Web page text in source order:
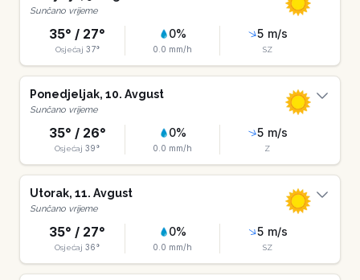
Sunčano vrijeme
35° / 27°
Osjećaj 37°
0%
0.0 mm/h
5 m/s
SZ
Ponedjeljak, 10. Avgust
Sunčano vrijeme
35° / 26°
Osjećaj 39°
0%
0.0 mm/h
5 m/s
Z
Utorak, 11. Avgust
Sunčano vrijeme
35° / 27°
Osjećaj 36°
0%
0.0 mm/h
5 m/s
SZ